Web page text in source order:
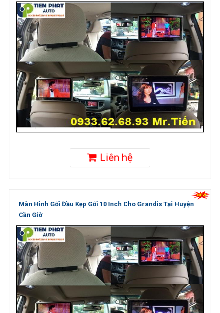
Liên hệ
Màn Hình Gối Đầu Kẹp Gối 10 Inch Cho Grandis Tại Huyện
Cần Giờ